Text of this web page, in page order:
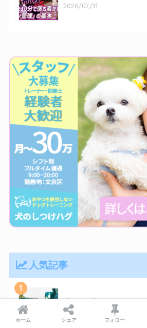
2026/07/11
人気記事
1
きるの？！犬が出る夢40選
ホーム シェア フォロー